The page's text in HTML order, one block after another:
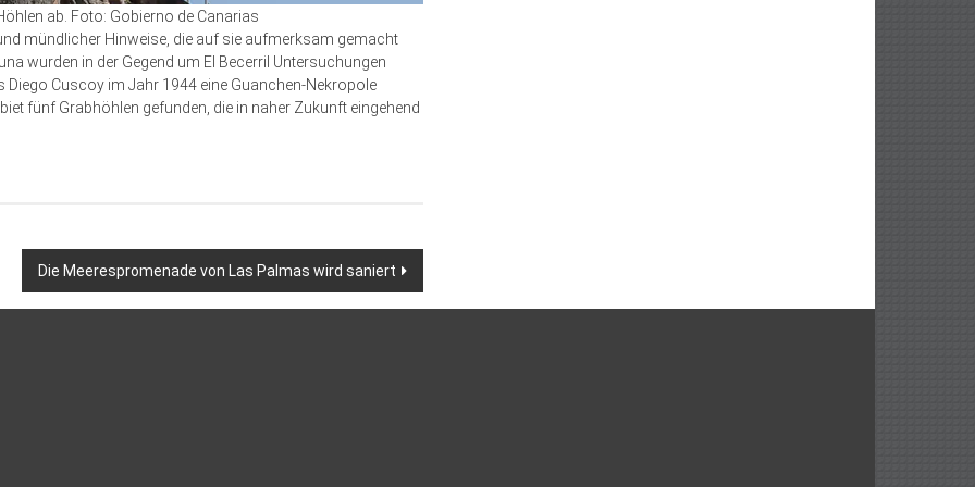
ab. Foto: Gobierno de Canarias
mündlicher Hinweise, die auf sie aufmerksam gemacht
wurden in der Gegend um El Becerril Untersuchungen
Cuscoy im Jahr 1944 eine Guanchen-Nekropole
fünf Grabhöhlen gefunden, die in naher Zukunft eingehend
Die Meerespromenade von Las Palmas wird saniert